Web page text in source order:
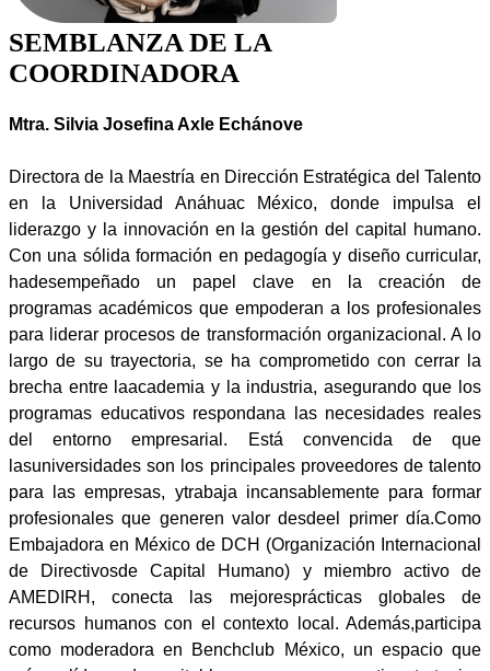
SEMBLANZA DE LA
COORDINADORA
Mtra. Silvia Josefina Axle Echánove
Directora de la Maestría en Dirección Estratégica del Talento
en la Universidad Anáhuac México, donde impulsa el
liderazgo y la innovación en la gestión del capital humano.
Con una sólida formación en pedagogía y diseño curricular,
hadesempeñado un papel clave en la creación de
programas académicos que empoderan a los profesionales
para liderar procesos de transformación organizacional. A lo
largo de su trayectoria, se ha comprometido con cerrar la
brecha entre laacademia y la industria, asegurando que los
programas educativos respondana las necesidades reales
del entorno empresarial. Está convencida de que
lasuniversidades son los principales proveedores de talento
para las empresas, ytrabaja incansablemente para formar
profesionales que generen valor desdeel primer día.Como
Embajadora en México de DCH (Organización Internacional
de Directivosde Capital Humano) y miembro activo de
AMEDIRH, conecta las mejoresprácticas globales de
recursos humanos con el contexto local. Además,participa
como moderadora en Benchclub México, un espacio que